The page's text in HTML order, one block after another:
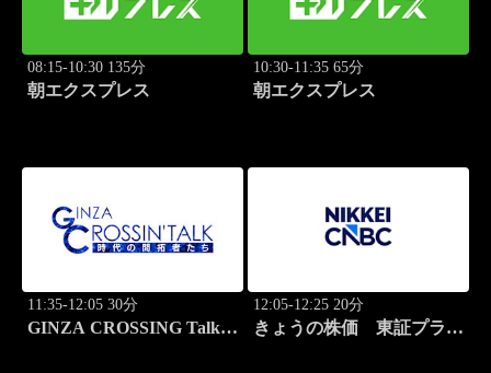
08:15-10:30 135分
朝エクスプレス
10:30-11:35 65分
朝エクスプレス
11:35-12:05 30分
GINZA CROSSING Talk
12:05-12:25 20分
きょうの株価 東証プライ